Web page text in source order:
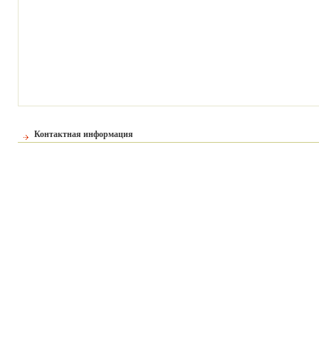
Контактная информация